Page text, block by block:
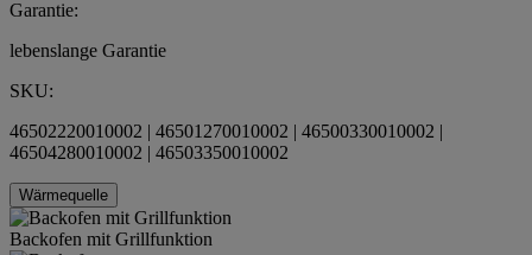
Garantie:
lebenslange Garantie
SKU:
46502220010002 | 46501270010002 | 46500330010002 |
46504280010002 | 46503350010002
Wärmequelle
Backofen mit Grillfunktion